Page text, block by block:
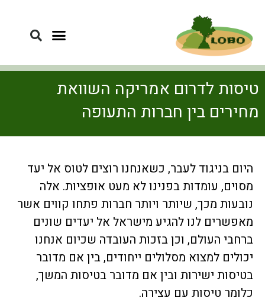
טיסות לדרום אמריקה השוואת
מחירים בין חברות התעופה
היום בניגוד לעבר, כשאנחנו רוצים לטוס אל יעד
מסוים, עומדות בפנינו לא מעט אופציות. אלה
נובעות מכך, שיותר ויותר חברות פתחו קווים אשר
מאפשרים לנו להגיע מישראל אל יעדים שונים
ברחבי העולם, וכן בזכות העובדה שכיום אנחנו
יכולים למצוא מסלולים ייחודים, בין אם מדובר
בטיסות ישירות ובין אם מדובר בטיסות המשך,
כלומר טיסות עם עצירה.